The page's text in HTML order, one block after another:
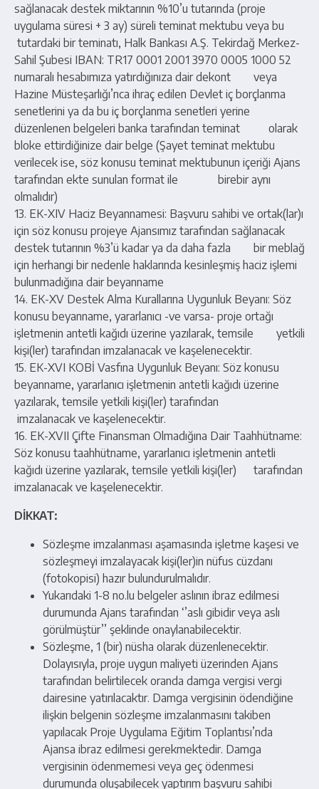
sağlanacak destek miktarının %10’u tutarında (proje
uygulama süresi + 3 ay) süreli teminat mektubu veya bu
tutardaki bir teminatı, Halk Bankası A.Ş. Tekirdağ Merkez-
Sahil Şubesi IBAN: TR17 0001 2001 3970 0005 1000 52
numaralı hesabımıza yatırdığınıza dair dekont veya
Hazine Müsteşarlığı’nca ihraç edilen Devlet iç borçlanma
senetlerini ya da bu iç borçlanma senetleri yerine
düzenlenen belgeleri banka tarafından teminat olarak
bloke ettirdiğinize dair belge (Şayet teminat mektubu
verilecek ise, söz konusu teminat mektubunun içeriği Ajans
tarafından ekte sunulan format ile birebir aynı
olmalıdır)
13. EK-XIV Haciz Beyannamesi: Başvuru sahibi ve ortak(lar)ı
için söz konusu projeye Ajansımız tarafından sağlanacak
destek tutarının %3’ü kadar ya da daha fazla bir meblağ
için herhangi bir nedenle haklarında kesinleşmiş haciz işlemi
bulunmadığına dair beyanname
14. EK-XV Destek Alma Kurallarına Uygunluk Beyanı: Söz
konusu beyanname, yararlanıcı -ve varsa- proje ortağı
işletmenin antetli kağıdı üzerine yazılarak, temsile yetkili
kişi(ler) tarafından imzalanacak ve kaşelenecektir.
15. EK-XVI KOBİ Vasfına Uygunluk Beyanı: Söz konusu
beyanname, yararlanıcı işletmenin antetli kağıdı üzerine
yazılarak, temsile yetkili kişi(ler) tarafından
imzalanacak ve kaşelenecektir.
16. EK-XVII Çifte Finansman Olmadığına Dair Taahhütname:
Söz konusu taahhütname, yararlanıcı işletmenin antetli
kağıdı üzerine yazılarak, temsile yetkili kişi(ler) tarafından
imzalanacak ve kaşelenecektir.
DİKKAT:
Sözleşme imzalanması aşamasında işletme kaşesi ve
sözleşmeyi imzalayacak kişi(ler)in nüfus cüzdanı
(fotokopisi) hazır bulundurulmalıdır.
Yukarıdaki 1-8 no.lu belgeler aslının ibraz edilmesi
durumunda Ajans tarafından ‘’aslı gibidir veya aslı
görülmüştür’’ şeklinde onaylanabilecektir.
Sözleşme, 1 (bir) nüsha olarak düzenlenecektir.
Dolayısıyla, proje uygun maliyeti üzerinden Ajans
tarafından belirtilecek oranda damga vergisi vergi
dairesine yatırılacaktır. Damga vergisinin ödendiğine
ilişkin belgenin sözleşme imzalanmasını takiben
yapılacak Proje Uygulama Eğitim Toplantısı’nda
Ajansa ibraz edilmesi gerekmektedir. Damga
vergisinin ödenmemesi veya geç ödenmesi
durumunda oluşabilecek yaptırım başvuru sahibi